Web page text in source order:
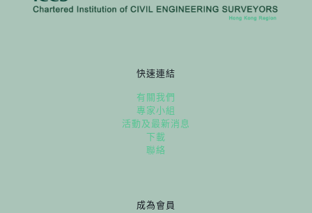
快速連結
有關我們
專家小組
活動及最新消息
下載
聯絡
成為會員